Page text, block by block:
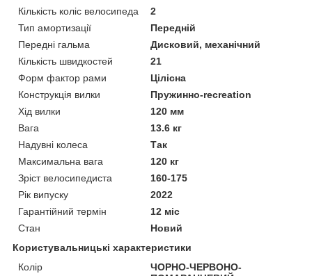
Кількість коліс велосипеда
2
Тип амортизації
Передній
Передні гальма
Дисковий, механічний
Кількість швидкостей
21
Форм фактор рами
Цілісна
Конструкція вилки
Пружинно-recreation
Хід вилки
120 мм
Вага
13.6 кг
Надувні колеса
Так
Максимальна вага
120 кг
Зріст велосипедиста
160-175
Рік випуску
2022
Гарантійний термін
12 міс
Стан
Новий
Користувальницькі характеристики
Колір
ЧОРНО-ЧЕРВОНО-